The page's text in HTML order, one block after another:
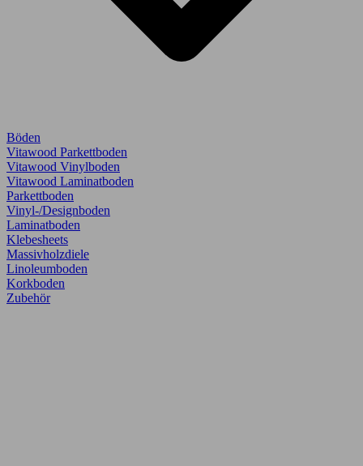
Böden
Vitawood Parkettboden
Vitawood Vinylboden
Vitawood Laminatboden
Parkettboden
Vinyl-/Designboden
Laminatboden
Klebesheets
Massivholzdiele
Linoleumboden
Korkboden
Zubehör